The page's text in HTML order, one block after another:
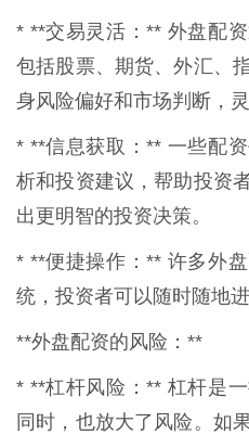
* **交易灵活：** 外盘配
包括股票、期货、外汇、
身风险偏好和市场判断，
* **信息获取：** 一些配
析和投资建议，帮助投资
出更明智的投资决策。
* **便捷操作：** 许多外
统，投资者可以随时随地
**外盘配资的风险：**
* **杠杆风险：** 杠杆是
同时，也放大了风险。如